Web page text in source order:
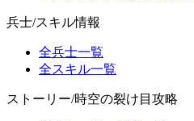
兵士/スキル情報
全兵士一覧
全スキル一覧
ストーリー/時空の裂け目攻略